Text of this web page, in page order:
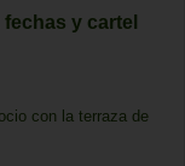
y cartel